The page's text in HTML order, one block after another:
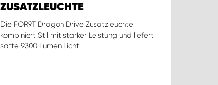
ZUSATZLEUCHTE
Die FOR9T Dragon Drive Zusatzleuchte
kombiniert Stil mit starker Leistung und liefert
satte 9300 Lumen Licht.